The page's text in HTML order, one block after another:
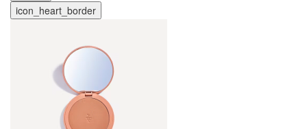
icon_heart_border